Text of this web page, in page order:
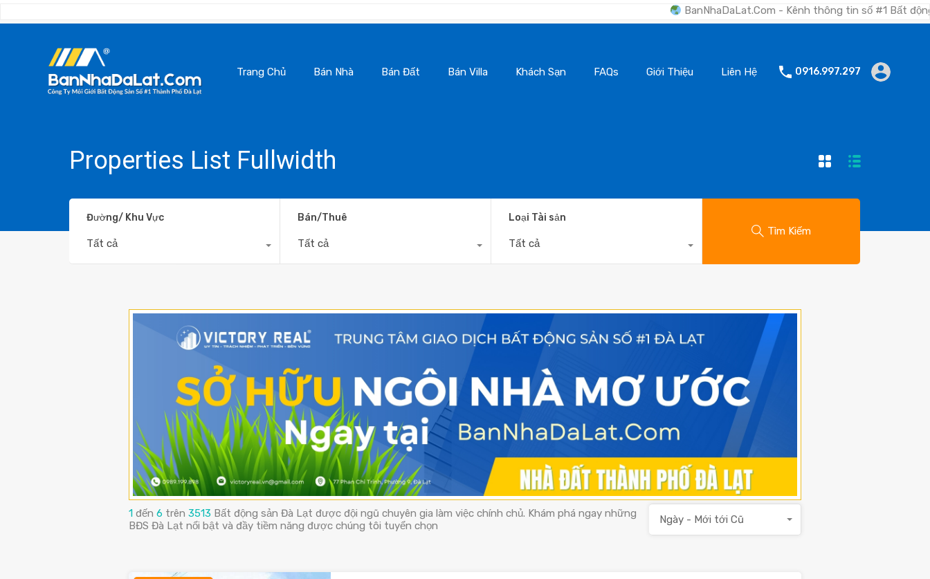
BanNhaDaLat.Com - Kênh thông tin số #1 Bất động sản
Trang Chủ Bán Nhà Bán Đất Bán Villa Khách Sạn FAQs Giới Thiệu Liên Hệ 0916.997.297
Properties List Fullwidth
Đường/ Khu Vực
Tất cả
Bán/Thuê
Tất cả
Loại Tài sản
Tất cả
Tìm Kiếm
1 đến 6 trên 3513 Bất động sản Đà Lạt được đội ngũ chuyên gia làm việc chính chủ. Khám phá ngay những
BĐS Đà Lạt nổi bật và đầy tiềm năng được chúng tôi tuyển chọn
Ngày - Mới tới Cũ